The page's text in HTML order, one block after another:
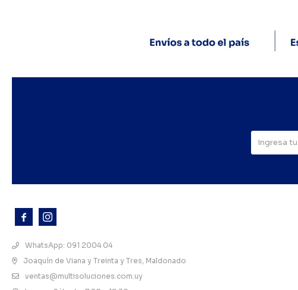
 
WhatsApp: 091 2004 04
Joaquín de Viana y Treinta y Tres, Maldonado
ventas@multisoluciones.com.uy